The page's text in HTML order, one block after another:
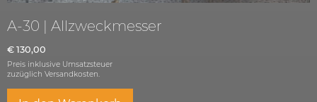
A-30 | Allzweckmesser
€ 130,00
Preis inklusive Umsatzsteuer
zuzüglich Versandkosten.